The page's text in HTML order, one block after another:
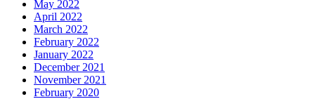
May 2022
April 2022
March 2022
February 2022
January 2022
December 2021
November 2021
February 2020